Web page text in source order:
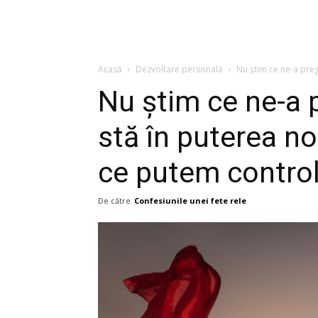
Acasă Dezvoltare personală Nu știm ce ne-a
Nu știm ce ne-a
stă în puterea
ce putem
De către Confesiunile unei fete rele